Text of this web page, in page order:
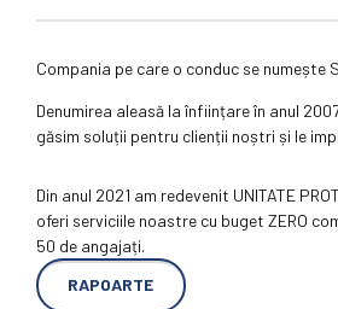
Compania pe care o conduc se numește
Denumirea aleasă la înființare în anul
găsim soluții pentru clienții noștri și le
Din anul 2021 am redevenit UNITATE
oferi serviciile noastre cu buget ZERO
50 de angajați.
RAPOARTE